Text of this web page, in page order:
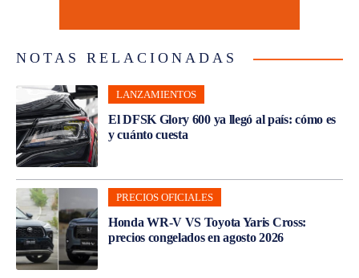
NOTAS RELACIONADAS
LANZAMIENTOS
El DFSK Glory 600 ya llegó al país: cómo es
y cuánto cuesta
PRECIOS OFICIALES
Honda WR-V VS Toyota Yaris Cross:
precios congelados en agosto 2026